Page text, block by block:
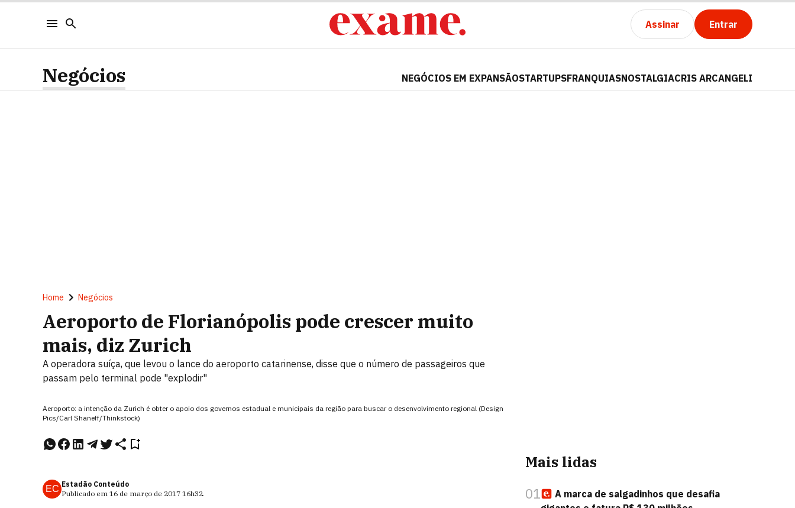
Assinar Entrar
Negócios NEGÓCIOS EM EXPANSÃOSTARTUPSFRANQUIASNOSTALGIACRIS ARCANGELI
Home Negócios
Aeroporto de Florianópolis pode crescer muito
mais, diz Zurich
A operadora suíça, que levou o lance do aeroporto catarinense, disse que o número de passageiros que
passam pelo terminal pode "explodir"
Aeroporto: a intenção da Zurich é obter o apoio dos governos estadual e municipais da região para buscar o desenvolvimento regional (Design
Pics/Carl Shaneff/Thinkstock)
EC Estadão Conteúdo
Publicado em 16 de março de 2017 16h32.
Mais lidas
01
A marca de salgadinhos que desafia